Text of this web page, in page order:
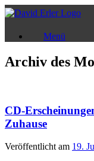
Zum
Inhalt
Menü
Archiv des
CD-
Zuhause
Veröffentlicht am 19.